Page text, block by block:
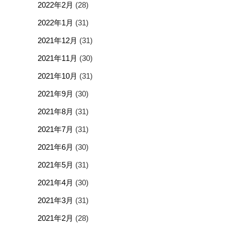
2022年2月 (28)
2022年1月 (31)
2021年12月 (31)
2021年11月 (30)
2021年10月 (31)
2021年9月 (30)
2021年8月 (31)
2021年7月 (31)
2021年6月 (30)
2021年5月 (31)
2021年4月 (30)
2021年3月 (31)
2021年2月 (28)